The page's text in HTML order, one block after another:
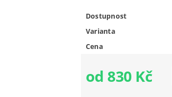
Dostupnost
Varianta
Cena
od 830 Kč